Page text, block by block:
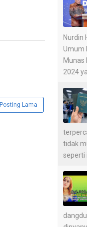
Posting Lama
Nurdin
Umum
Munas
2024
tidak
seperti